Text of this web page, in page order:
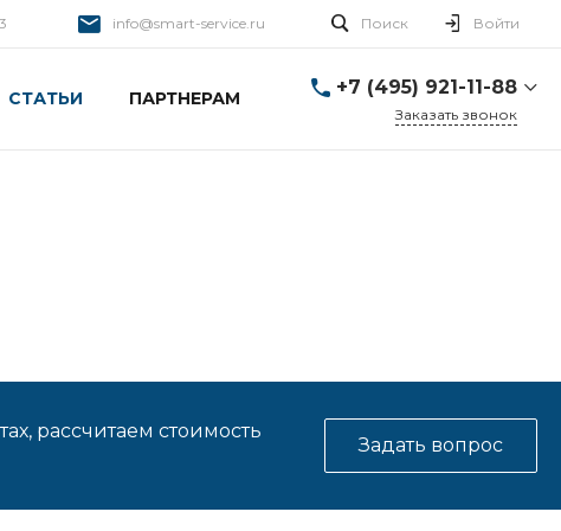
info@smart-service.ru Поиск Войти
СТАТЬИ ПАРТНЕРАМ
+7 (495) 921-11-88
Заказать звонок
рассчитаем стоимость
Задать вопрос